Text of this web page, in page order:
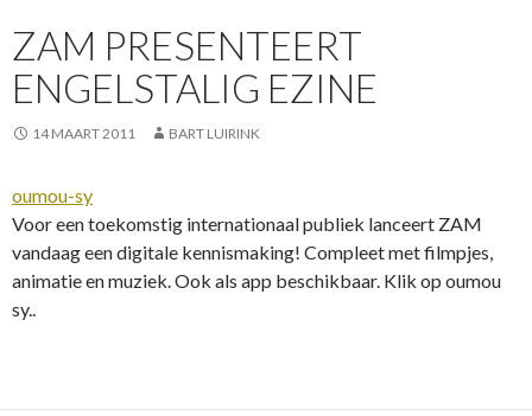
ZAM PRESENTEERT
ENGELSTALIG EZINE
14 MAART 2011 BART LUIRINK
oumou-sy
Voor een toekomstig internationaal publiek lanceert ZAM
vandaag een digitale kennismaking! Compleet met filmpjes,
animatie en muziek. Ook als app beschikbaar. Klik op oumou
sy..